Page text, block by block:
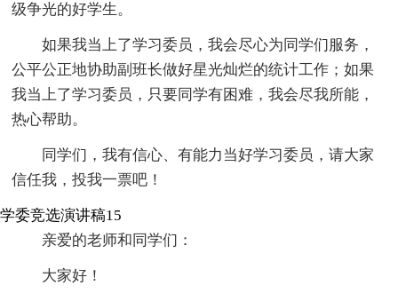
级争光的好学生。
如果我当上了学习委员，我会尽心为同学们服务，
公平公正地协助副班长做好星光灿烂的统计工作；如果
我当上了学习委员，只要同学有困难，我会尽我所能，
热心帮助。
同学们，我有信心、有能力当好学习委员，请大家
信任我，投我一票吧！
学委竞选演讲稿15
亲爱的老师和同学们：
大家好！